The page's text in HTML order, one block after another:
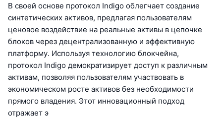
В своей основе протокол Indigo облегчает создание
синтетических активов, предлагая пользователям
ценовое воздействие на реальные активы в цепочке
блоков через децентрализованную и эффективную
платформу. Используя технологию блокчейна,
протокол Indigo демократизирует доступ к различным
активам, позволяя пользователям участвовать в
экономическом росте активов без необходимости
прямого владения. Этот инновационный подход
отражает э